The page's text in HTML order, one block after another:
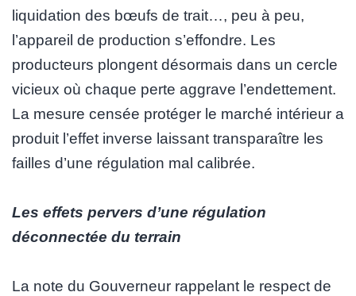
liquidation des bœufs de trait…, peu à peu,
l’appareil de production s’effondre. Les
producteurs plongent désormais dans un cercle
vicieux où chaque perte aggrave l’endettement.
La mesure censée protéger le marché intérieur a
produit l’effet inverse laissant transparaître les
failles d’une régulation mal calibrée.
Les effets pervers d’une régulation
déconnectée du terrain
La note du Gouverneur rappelant le respect de